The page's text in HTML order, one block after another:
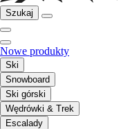
Szukaj
Nowe produkty
Ski
Snowboard
Ski górski
Wędrówki & Trek
Escalady